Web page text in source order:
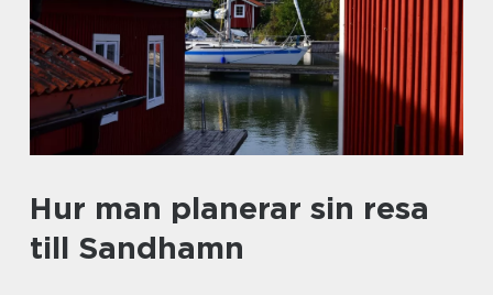
Hur man planerar sin resa
till Sandhamn